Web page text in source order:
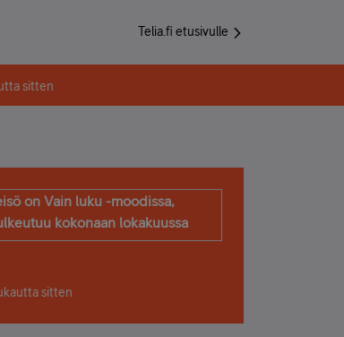
Telia.fi etusivulle
sitten
on Vain luku -moodissa,
kokonaan lokakuussa
sitten